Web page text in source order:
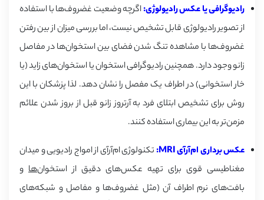
رادیوگرافی یا عکس رادیولوژی:اگرچه وضعیت غضروف‌ها با استفاده
از تصویر رادیولوژی قابل تشخیص نیست، اما بررسی میزان از بین رفتن
غضروف‌ها با مشاهده تنگ شدن فضای بین استخوان‌ها در مفاصل
زانو وجود دارد. همچنین رادیوگرافی استخوان یا استخوان‌های زاید (یا
خار استخوانی) در اطراف یک مفصل را نشان دهد. لذا پزشکان با این
روش برای تشخیص ابتلای فرد به آرتروز زانو قبل از بروز شدن علائم
مزمن‌تر به این بیماری استفاده کنند.
عکس برداری ‌ام‌آر‌آیMRI
: تکنولوژی ام‌آر‌آی از امواج رادیویی و میدان
مغناطیسی قوی برای تهیه عکس‌های دقیق از استخوان‌ها و
بافت‌های نرم اطراف آن (مثل غضروف‌ها و مفاصل و شبکه‌های